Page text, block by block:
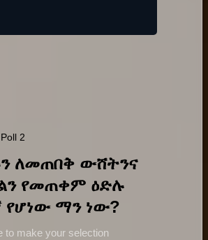
2
ለመጠበቅ ውሸትንና
የመጠቀም ዕድሉ
የሆነው ማን ነው?
to make your selection